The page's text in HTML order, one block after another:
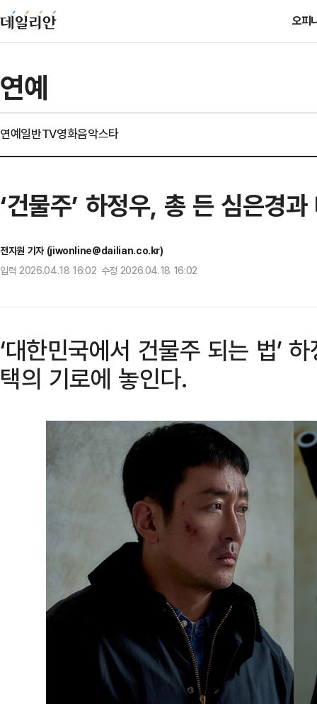
오피
연예
연예일반TV영화음악스타
‘건물주’ 하정우, 총 든 심은경
전지원 기자 (jiwonline@dailian.co.kr)
입력 2026.04.18 16:02 수정 2026.04.18 16:02
‘대한민국에서 건물주 되는 법’
택의 기로에 놓인다.